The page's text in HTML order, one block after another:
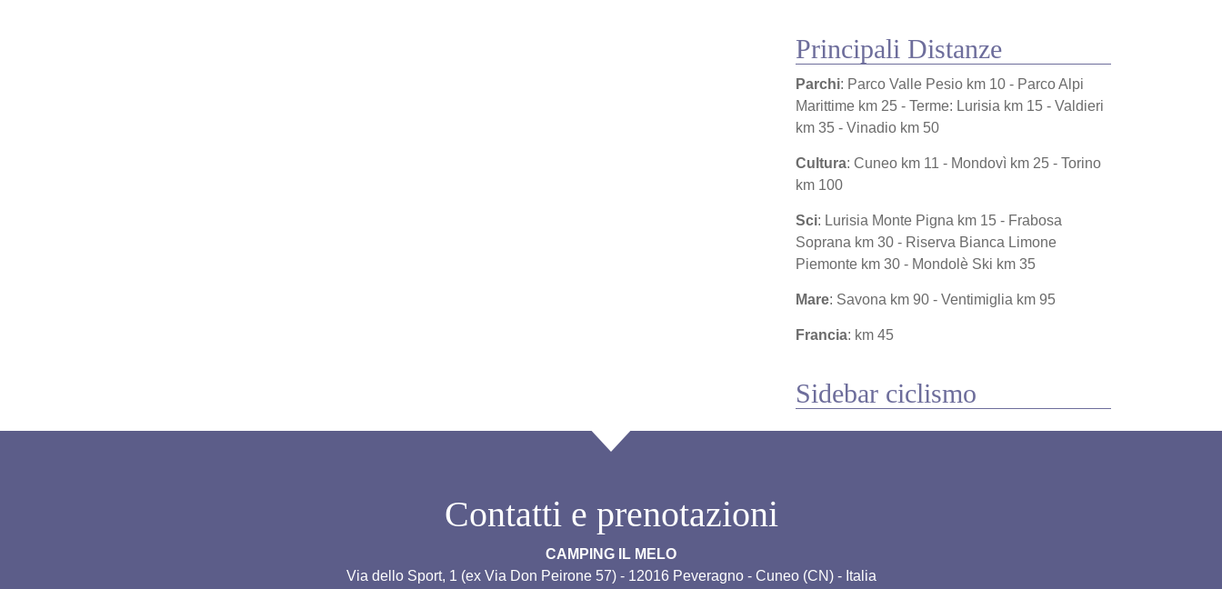
Principali Distanze
Parchi: Parco Valle Pesio km 10 - Parco Alpi
Marittime km 25 - Terme: Lurisia km 15 - Valdieri
km 35 - Vinadio km 50
Cultura: Cuneo km 11 - Mondovì km 25 - Torino
km 100
Sci: Lurisia Monte Pigna km 15 - Frabosa
Soprana km 30 - Riserva Bianca Limone
Piemonte km 30 - Mondolè Ski km 35
Mare: Savona km 90 - Ventimiglia km 95
Francia: km 45
Sidebar ciclismo
Contatti e prenotazioni
CAMPING IL MELO
Via dello Sport, 1 (ex Via Don Peirone 57) - 12016 Peveragno - Cuneo (CN) - Italia